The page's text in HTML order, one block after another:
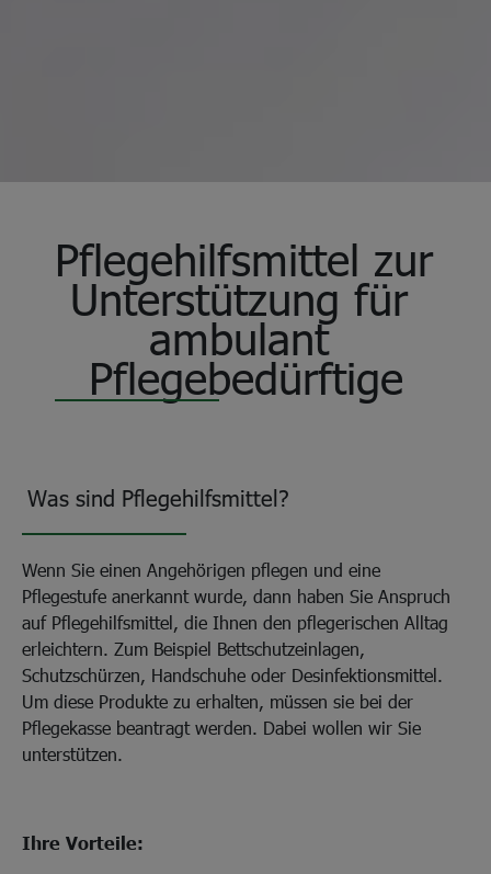
Pflegehilfsmittel zur
Unterstützung für
ambulant
Pflegebedürftige
Was sind Pflegehilfsmittel?
Wenn Sie einen Angehörigen pflegen und eine
Pflegestufe anerkannt wurde, dann haben Sie Anspruch
auf Pflegehilfsmittel, die Ihnen den pflegerischen Alltag
erleichtern. Zum Beispiel Bettschutzeinlagen,
Schutzschürzen, Handschuhe oder Desinfektionsmittel.
Um diese Produkte zu erhalten, müssen sie bei der
Pflegekasse beantragt werden. Dabei wollen wir Sie
unterstützen.
Ihre Vorteile: